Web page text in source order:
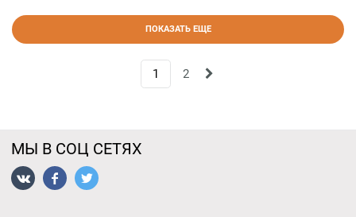
ПОКАЗАТЬ ЕЩЕ
1 2
МЫ В СОЦ СЕТЯХ